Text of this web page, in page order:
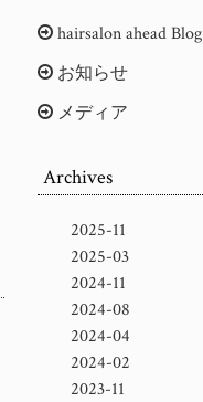
hairsalon ahead Blog
お知らせ
メディア
Archives
2025-11
2025-03
2024-11
2024-08
2024-04
2024-02
2023-11